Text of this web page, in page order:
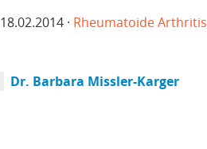
· Rheumatoide Arthritis
Dr. Barbara Missler-Karger